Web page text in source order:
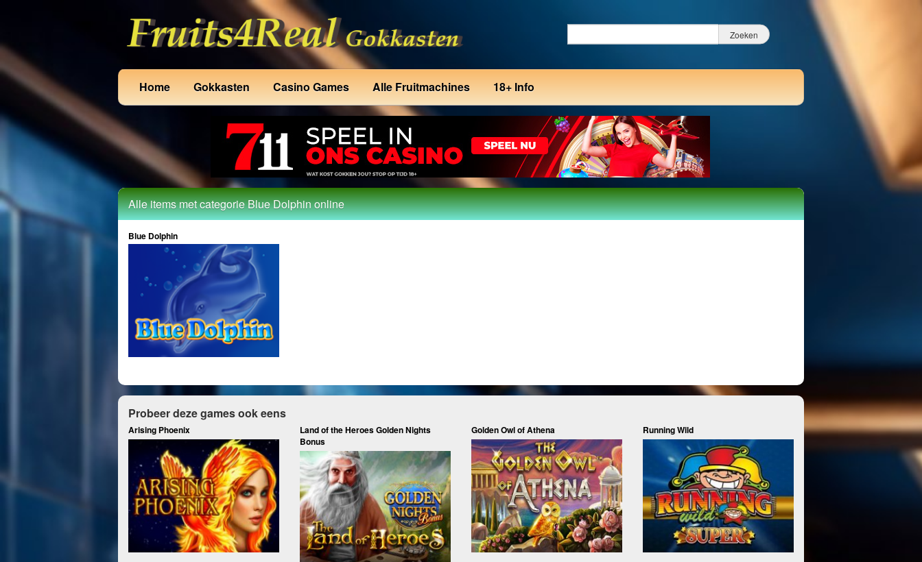
Home Gokkasten Casino Games Alle Fruitmachines 18+ Info
Alle items met categorie Blue Dolphin online
Blue Dolphin
Probeer deze games ook eens
Arising Phoenix
Land of the Heroes Golden Nights
Bonus
Golden Owl of Athena Running Wild